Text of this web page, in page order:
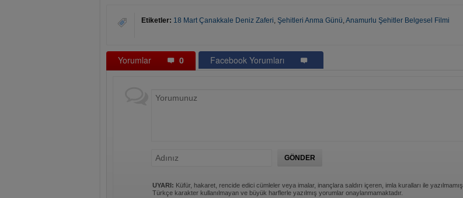
Etiketler: 18 Mart Çanakkale Deniz Zaferi, Şehitleri Anma Günü,Anamurlu Şehitler Belgesel Filmi
Yorumlar 0 Facebook Yorumları
UYARI: Küfür, hakaret, rencide edici cümleler veya imalar, inançlara saldırı içeren, imla kuralları ile yazılmamış,
Türkçe karakter kullanılmayan ve büyük harflerle yazılmış yorumlar onaylanmamaktadır.